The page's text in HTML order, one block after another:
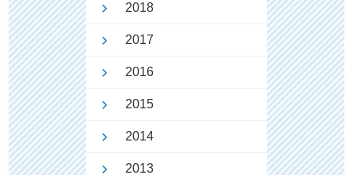
2018
2017
2016
2015
2014
2013